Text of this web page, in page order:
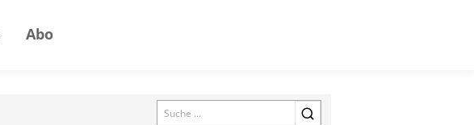
Abo
Search